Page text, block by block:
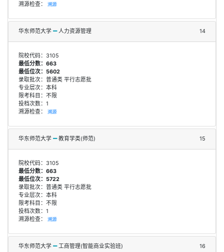
溯源检查： 溯源
华东师范大学 人力资源管理 14
院校代码：3105
最低分数：663
最低位次：5602
录取批次：普通类 平行志愿批
专业层次：本科
限考科目：不限
投档次数：1
溯源检查： 溯源
华东师范大学 教育学类(师范) 15
院校代码：3105
最低分数：663
最低位次：5722
录取批次：普通类 平行志愿批
专业层次：本科
限考科目：不限
投档次数：1
溯源检查： 溯源
华东师范大学 工商管理(智能商业实验班) 16